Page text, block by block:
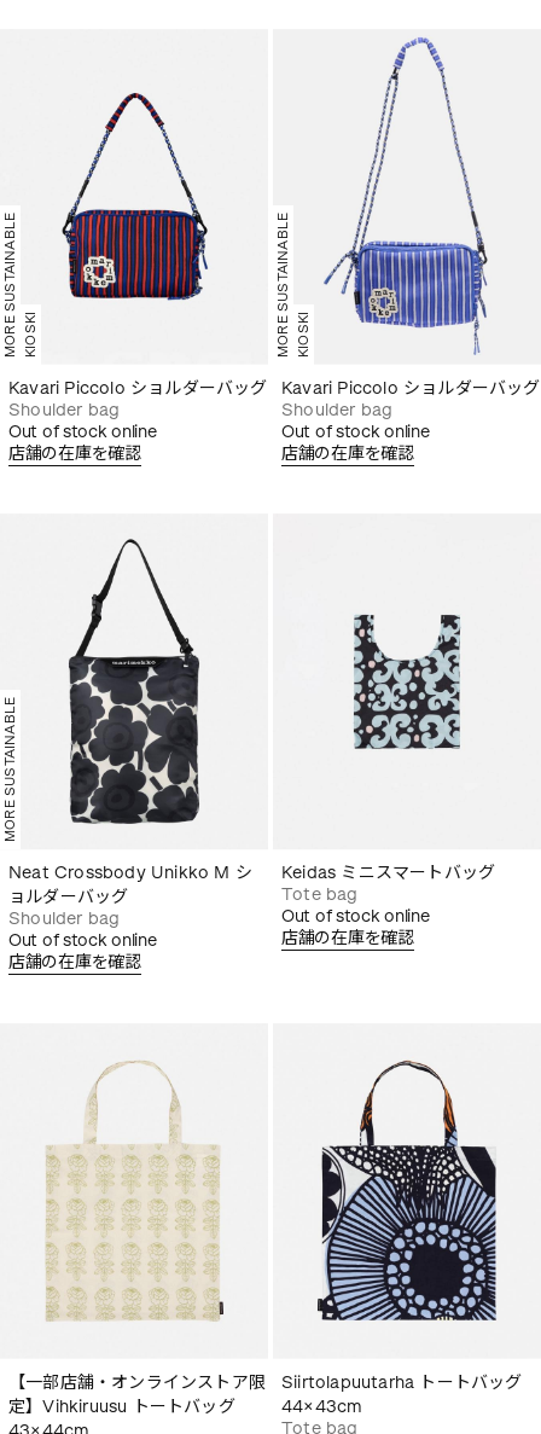
MORE SUSTAINABLE KIOSKI
Kavari Piccolo ショルダーバッグ
Shoulder bag
Out of stock online
店舗の在庫を確認
MORE SUSTAINABLE KIOSKI
Kavari Piccolo ショルダーバッグ
Shoulder bag
Out of stock online
店舗の在庫を確認
MORE SUSTAINABLE
Neat Crossbody Unikko M シ
ョルダーバッグ
Shoulder bag
Out of stock online
店舗の在庫を確認
Keidas ミニスマートバッグ
Tote bag
Out of stock online
店舗の在庫を確認
【一部店舗・オンラインストア限
定】Vihkiruusu トートバッグ
Siirtolapuutarha トートバッグ
44×43cm
Tote bag